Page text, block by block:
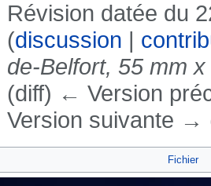
Révision datée du
(discussion |
de-Belfort, 55 mm
(diff) ← Version
Version suivante →
Fichier